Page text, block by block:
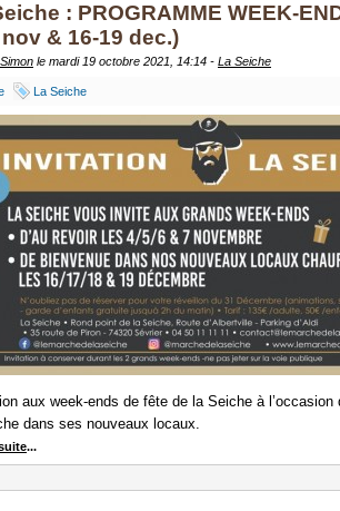
: PROGRAMME WEEK-
nov & 16-19 dec.)
le mardi 19 octobre 2021, 14:14 - La Seiche
La Seiche
aux week-ends de fête de la Seiche à l’occasion
dans ses nouveaux locaux.
...